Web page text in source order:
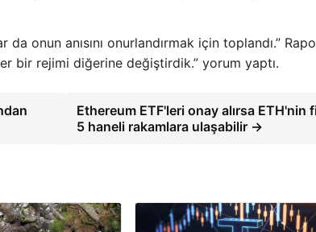
onun anısını onurlandırmak için toplandı.”
bir rejimi diğerine değiştirdik.” yorum yaptı.
Ethereum ETF'leri onay alırsa ETH'nin
5 haneli rakamlara ulaşabilir →